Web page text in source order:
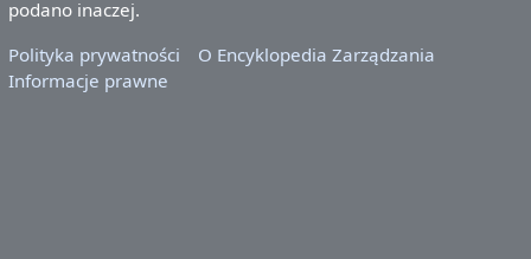
podano inaczej.
Polityka prywatności
O Encyklopedia Zarządzania
Informacje prawne